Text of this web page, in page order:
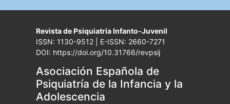
Revista de Psiquiatría Infanto-Juvenil
ISSN: 1130-9512 | E-ISSN: 2660-7271
DOI: https://doi.org/10.31766/revpsij
Asociación Española de
Psiquiatría de la Infancia y la
Adolescencia